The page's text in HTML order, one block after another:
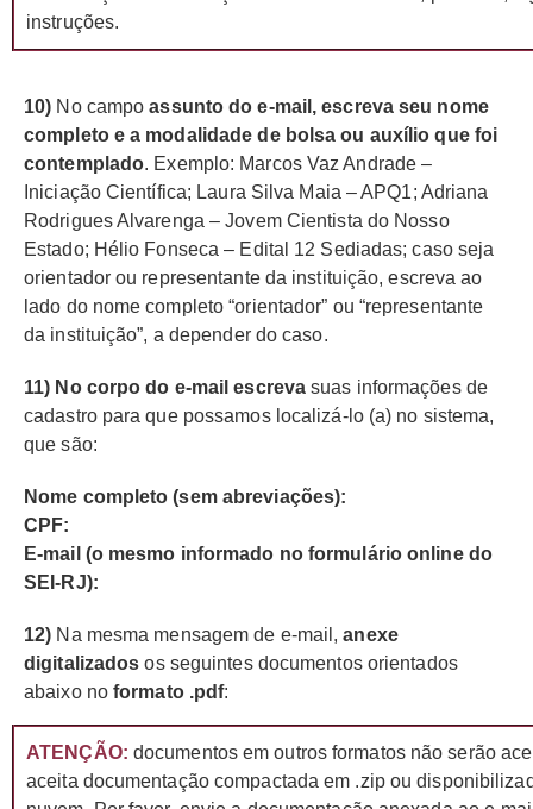
instruções.
10) No campoassunto do e-mail, escreva seu nome
completo e a modalidade de bolsa ou auxílio que foi
contemplado. Exemplo: Marcos Vaz Andrade –
Iniciação Científica; Laura Silva Maia – APQ1; Adriana
Rodrigues Alvarenga – Jovem Cientista do Nosso
Estado; Hélio Fonseca – Edital 12 Sediadas; caso seja
orientador ou representante da instituição, escreva ao
lado do nome completo “orientador” ou “representante
da instituição”, a depender do caso.
11) No corpo do e-mail escreva suas informações de
cadastro para que possamos localizá-lo (a) no sistema,
que são:
Nome completo (sem abreviações):
CPF:
E-mail (o mesmo informado no formulário online do
SEI-RJ):
12) Na mesma mensagem de e-mail,anexe
digitalizados os seguintes documentos orientados
abaixo no formato .pdf:
ATENÇÃO: documentos em outros formatos não serão
aceita documentação compactada em .zip ou